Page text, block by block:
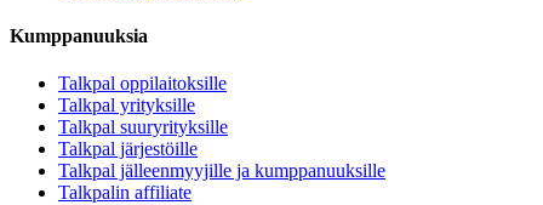
Kumppanuuksia
Talkpal oppilaitoksille
Talkpal yrityksille
Talkpal suuryrityksille
Talkpal järjestöille
Talkpal jälleenmyyjille ja kumppanuuksille
Talkpalin affiliate